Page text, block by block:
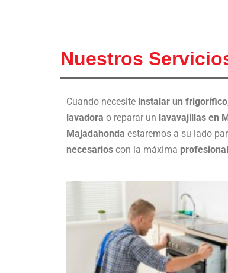
Nuestros
Cuando necesite instalar un frigorífico
lavadora o reparar un lavavajillas en
Majadahonda estaremos a su lado
necesarios con la máxima